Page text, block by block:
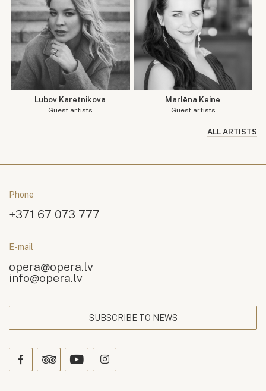
Lubov Karetnikova
Guest artists
Marlēna Keine
Guest artists
ALL ARTISTS
Phone
+371 67 073 777
E-mail
opera@opera.lv
info@opera.lv
SUBSCRIBE TO NEWS